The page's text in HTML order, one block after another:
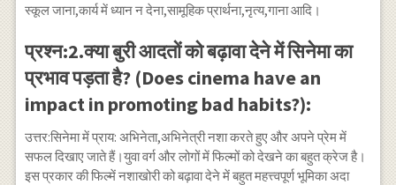
स्कूल जाना,कार्य में ध्यान न देना,सामूहिक प्रार्थना,नृत्य,गाना आदि।
प्रश्न:2.क्या बुरी आदतों को बढ़ावा देने में सिनेमा का
प्रभाव पड़ता है? (Does cinema have an
impact in promoting bad habits?):
उत्तर:सिनेमा में प्राय: अभिनेता,अभिनेत्री नशा करते हुए और अपने प्रेम में
सफल दिखाए जाते हैं।युवा वर्ग और लोगों में फिल्मों को देखने का बहुत क्रेज है।
इस प्रकार की फिल्में नशाखोरी को बढ़ावा देने में बहुत महत्त्वपूर्ण भूमिका अदा